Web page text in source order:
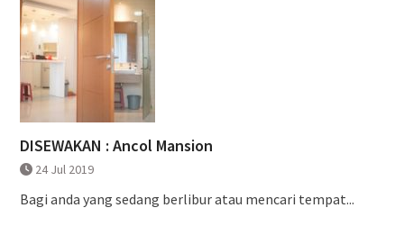
DISEWAKAN : Ancol Mansion
24 Jul 2019
Bagi anda yang sedang berlibur atau mencari tempat...